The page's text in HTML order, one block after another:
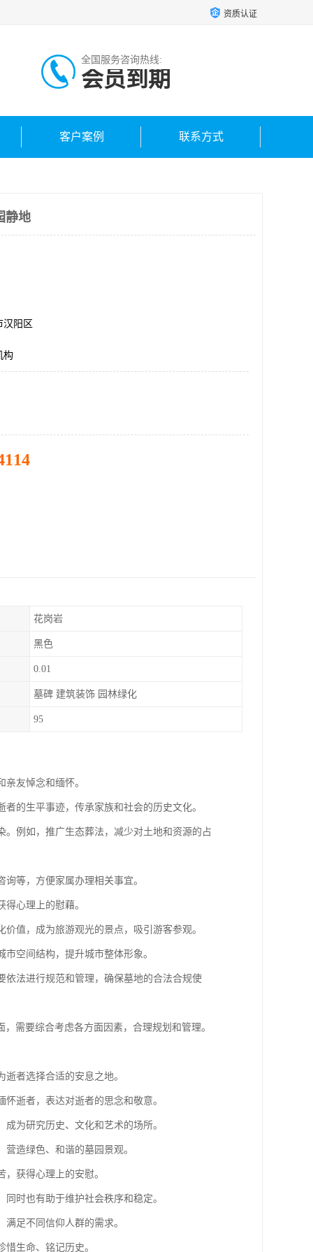
资质认证
全国服务咨询热线:
会员到期
客户案例 联系方式
静地
汉阳区
构
花岗岩
黑色
0.01
墓碑 建筑装饰 园林绿化
95
友悼念和缅怀。
的生平事迹，传承家族和社会的历史文化。
例如，推广生态葬法，减少对土地和资源的占
等，方便家属办理相关事宜。
心理上的慰藉。
值，成为旅游观光的景点，吸引游客参观。
空间结构，提升城市整体形象。
依法进行规范和管理，确保墓地的合法合规使
需要综合考虑各方面因素，合理规划和管理。
者选择合适的安息之地。
逝者，表达对逝者的思念和敬意。
为研究历史、文化和艺术的场所。
造绿色、和谐的墓园景观。
获得心理上的安慰。
时也有助于维护社会秩序和稳定。
足不同信仰人群的需求。
生命、铭记历史。